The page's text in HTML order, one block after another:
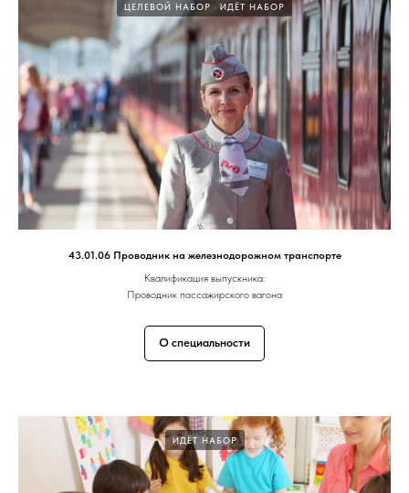
ЦЕЛЕВОЙ НАБОР ИДЁТ НАБОР
43.01.06 Проводник на железнодорожном транспорте
Квалификация выпускника:
Проводник пассажирского вагона
О специальности
ИДЁТ НАБОР